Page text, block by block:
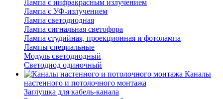
Лампа с инфракрасным излучением
Лампа с УФ-излучением
Лампа светодиодная
Лампа сигнальная светофора
Лампа студийная, проекционная и фотолампа
Лампы специальные
Модуль светодиодный
Светодиод одиночный
Каналы
настенного и потолочного монтажа
Заглушка для кабель-канала